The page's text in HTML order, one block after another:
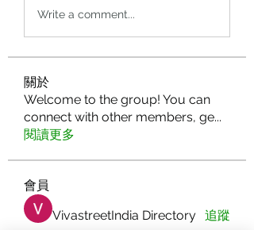
Write a comment...
關於
Welcome to the group! You can
connect with other members, ge...
閱讀更多
會員
VivastreetIndia Directory 追蹤